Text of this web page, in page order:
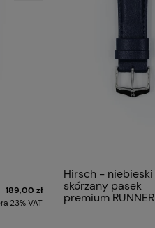
189,00 zł
23% VAT
Hirsch - niebieski
skórzany pasek
premium RUNNER